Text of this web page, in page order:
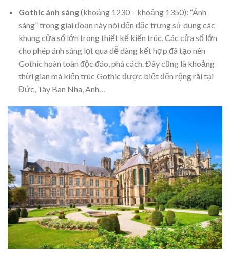
Gothic ánh sáng(khoảng 1230 – khoảng 1350): “Ánh
sáng” trong giai đoạn này nói đến đặc trưng sử dụng các
khung cửa sổ lớn trong thiết kế kiến trúc. Các cửa sổ lớn
cho phép ánh sáng lọt qua dễ dàng kết hợp đã tạo nên
Gothic hoàn toàn độc đáo, phá cách. Đây cũng là khoảng
thời gian mà kiến trúc Gothic được biết đến rộng rãi tại
Đức, Tây Ban Nha, Anh…